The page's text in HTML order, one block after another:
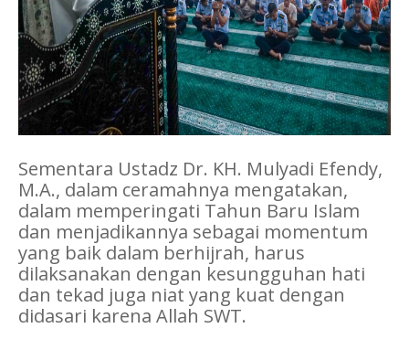
Sementara Ustadz Dr. KH. Mulyadi Efendy,
M.A., dalam ceramahnya mengatakan,
dalam memperingati Tahun Baru Islam
dan menjadikannya sebagai momentum
yang baik dalam berhijrah, harus
dilaksanakan dengan kesungguhan hati
dan tekad juga niat yang kuat dengan
didasari karena Allah SWT.